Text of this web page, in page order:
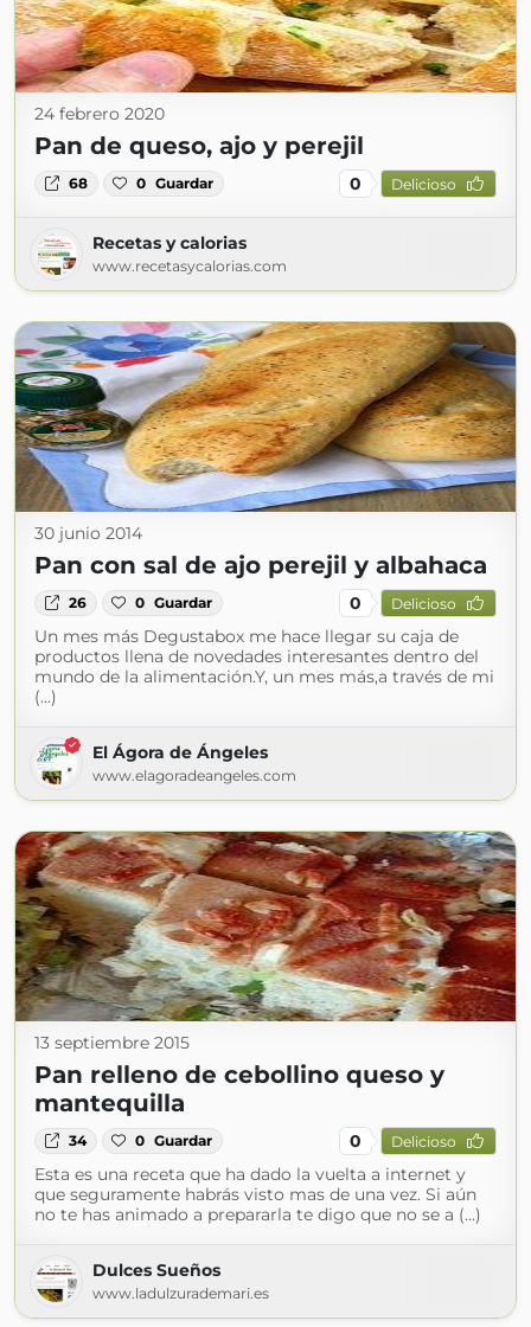
24 febrero 2020
Pan de queso, ajo y perejil
68 0 Guardar 0 Delicioso
Recetas y calorias
www.recetasycalorias.com
30 junio 2014
Pan con sal de ajo perejil y albahaca
26 0 Guardar 0 Delicioso
Un mes más Degustabox me hace llegar su caja de
productos llena de novedades interesantes dentro del
mundo de la alimentación.Y, un mes más,a través de mi
(...)
El Ágora de Ángeles
www.elagoradeangeles.com
13 septiembre 2015
Pan relleno de cebollino queso y
mantequilla
34 0 Guardar 0 Delicioso
Esta es una receta que ha dado la vuelta a internet y
que seguramente habrás visto mas de una vez. Si aún
no te has animado a prepararla te digo que no se a (...)
Dulces Sueños
www.ladulzurademari.es